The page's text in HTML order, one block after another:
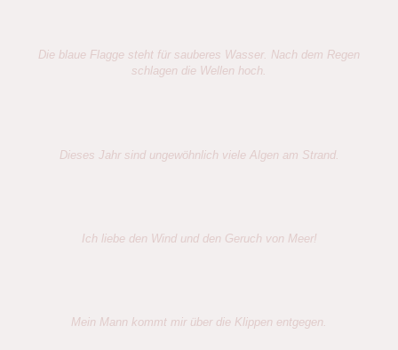
Die blaue Flagge steht für sauberes Wasser. Nach dem Regen
schlagen die Wellen hoch.
Dieses Jahr sind ungewöhnlich viele Algen am Strand.
Ich liebe den Wind und den Geruch von Meer!
Mein Mann kommt mir über die Klippen entgegen.